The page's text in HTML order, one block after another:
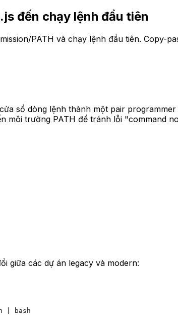
đến chạy lệnh đầu tiên
PATH và chạy lệnh đầu tiên. Copy-
sổ dòng lệnh thành một pair
môi trường PATH để tránh lỗi "command
giữa các dự án legacy và modern:
bash